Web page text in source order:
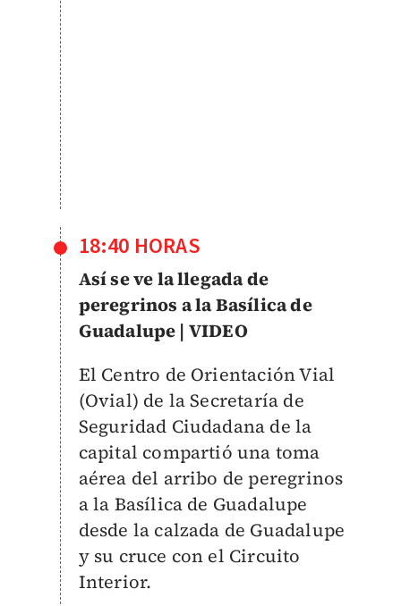
18:40 HORAS
Así se ve la llegada de
peregrinos a la Basílica de
Guadalupe | VIDEO
El Centro de Orientación Vial
(Ovial) de la Secretaría de
Seguridad Ciudadana de la
capital compartió una toma
aérea del arribo de peregrinos
a la Basílica de Guadalupe
desde la calzada de Guadalupe
y su cruce con el Circuito
Interior.